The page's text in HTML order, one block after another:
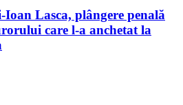
Lasca, plângere penală
care l-a anchetat la